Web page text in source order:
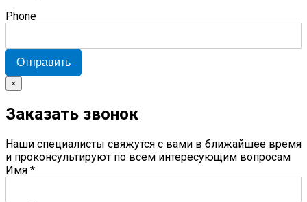
Phone
Отправить
×
Заказать звонок
Наши специалисты свяжутся с вами в ближайшее время
и проконсультируют по всем интересующим вопросам
Имя *